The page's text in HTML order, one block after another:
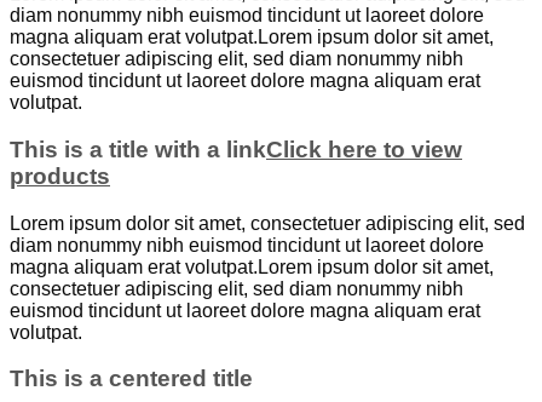
diam nonummy nibh euismod tincidunt ut laoreet dolore
magna aliquam erat volutpat.Lorem ipsum dolor sit amet,
consectetuer adipiscing elit, sed diam nonummy nibh
euismod tincidunt ut laoreet dolore magna aliquam erat
volutpat.
This is a title with a linkClick here to view
products
Lorem ipsum dolor sit amet, consectetuer adipiscing elit, sed
diam nonummy nibh euismod tincidunt ut laoreet dolore
magna aliquam erat volutpat.Lorem ipsum dolor sit amet,
consectetuer adipiscing elit, sed diam nonummy nibh
euismod tincidunt ut laoreet dolore magna aliquam erat
volutpat.
This is a centered title